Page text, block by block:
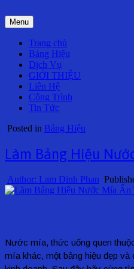
to
content
Menu
Trang chủ
Bảng Hiệu
Dịch Vụ
GIỚI THIỆU
Liên Hệ
Công Trình
Tin Tức
Posted in Bảng Hiệu
Làm Bảng Hiệu
Author: Lam Đinh Phan
Nước mía, thức uống quen
mía khác, một bảng hiệu đẹp và